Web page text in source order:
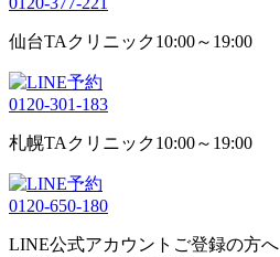
仙台TAクリニック10:00～19:00
0120-301-183
札幌TAクリニック10:00～19:00
0120-650-180
LINE公式アカウントご登録の方へ